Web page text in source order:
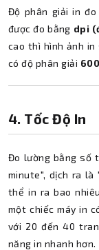
Độ phân giải in
được đo bằng dpi
cao thì hình ảnh in
có độ phân giải
4. Tốc Độ In
Đo lường bằng số
minute", dịch ra
thể in ra bao
một chiếc máy in
với 20 đến 40
năng in nhanh hơn.